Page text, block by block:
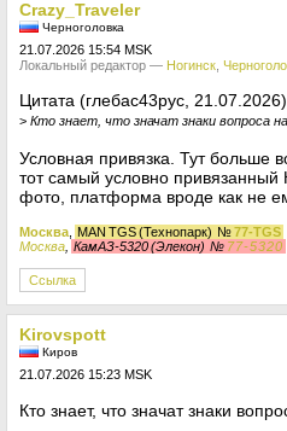
Crazy_Traveler
Черноголовка
21.07.2026 15:54 MSK
Локальный редактор — Ногинск
Цитата (глебас43рус,
> Кто знает, что значат знаки вопроса
Условная привязка. Тут больше
тот самый условно
фото, платформа вроде как не
Москва MAN TGS (Технопарк) №77-TGS
Москва КамАЗ-5320 (Элекон) № 77-5320
Ссылка
Kirovspott
Киров
21.07.2026 15:23 MSK
Кто знает, что значат знаки